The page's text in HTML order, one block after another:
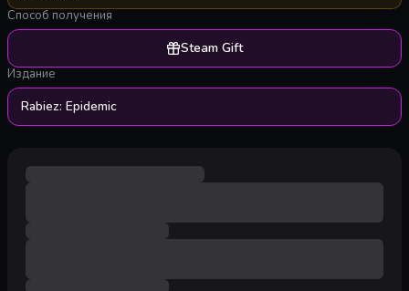
Способ получения
Steam Gift
Издание
Rabiez: Epidemic